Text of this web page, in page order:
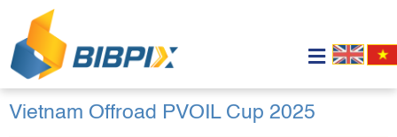
Vietnam Offroad PVOIL Cup 2025